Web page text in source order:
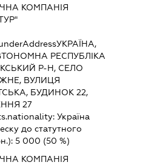
КОМПАНІЯ
УКРАЇНА,
РЕСПУБЛІКА
Р-Н, СЕЛО
ВУЛИЦЯ
БУДИНОК 22,
27
Україна
до статутного
5 000 (50 %)
КОМПАНІЯ